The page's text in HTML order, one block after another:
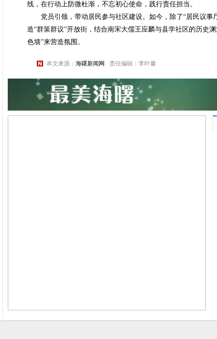
线，在行动上防微杜渐，不忘初心使命，践行责任担当。
党员引领，带动居民参与社区建设。如今，除了“居民议事
造“群策群议”开放街，结合南宋大儒王应麟与县学社区的历史
色墙”来营造氛围。
本文来源： 海曙新闻网 责任编辑：李叶馨